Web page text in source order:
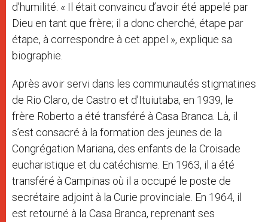
d’humilité. « Il était convaincu d’avoir été appelé par
Dieu en tant que frère; il a donc cherché, étape par
étape, à correspondre à cet appel », explique sa
biographie.
Après avoir servi dans les communautés stigmatines
de Rio Claro, de Castro et d’Ituiutaba, en 1939, le
frère Roberto a été transféré à Casa Branca. Là, il
s’est consacré à la formation des jeunes de la
Congrégation Mariana, des enfants de la Croisade
eucharistique et du catéchisme. En 1963, il a été
transféré à Campinas où il a occupé le poste de
secrétaire adjoint à la Curie provinciale. En 1964, il
est retourné à la Casa Branca, reprenant ses